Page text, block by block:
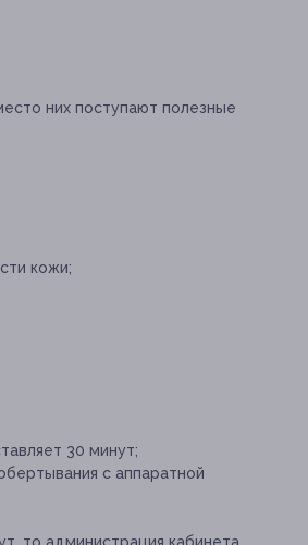
них поступают полезные
кожи;
30 минут;
с аппаратной